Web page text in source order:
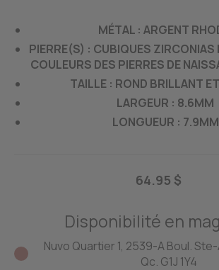
MÉTAL : ARGENT
PIERRE(S) : CUBIQUES ZIRCONIAS
COULEURS DES PIERRES DE
TAILLE : ROND BRILLANT
LARGEUR : 8.6MM
LONGUEUR : 7.9MM
64.95 $
Disponibilité en
Nuvo Quartier 1, 2539-A Boul.
Qc. G1J 1Y4